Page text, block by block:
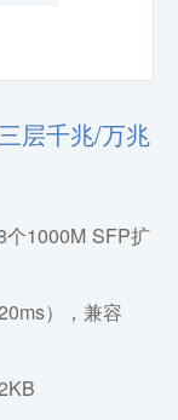
层千兆/万兆
个1000M SFP扩
），兼容